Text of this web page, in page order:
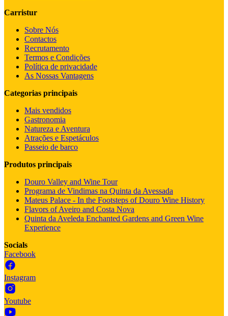
Carristur
Sobre Nós
Contactos
Recrutamento
Termos e Condições
Política de privacidade
As Nossas Vantagens
Categorias principais
Mais vendidos
Gastronomia
Natureza e Aventura
Atrações e Espetáculos
Passeio de barco
Produtos principais
Douro Valley and Wine Tour
Programa de Vindimas na Quinta da Avessada
Mateus Palace - In the Footsteps of Douro Wine History
Flavors of Aveiro and Costa Nova
Quinta da Aveleda Enchanted Gardens and Green Wine
Experience
Socials
Facebook
Instagram
Youtube